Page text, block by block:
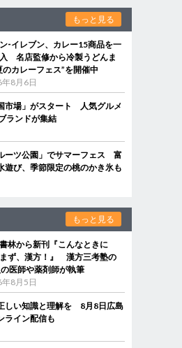
もっと見る
‐イレブン、カレー15商品を一
名店監修から冷製うどんま
のカレーフェス”を開催中
8月6日
市場」がスタート 人気グルメ
ランドが集結
ーツ公園」でサマーフェス 富
遊び、季節限定の桃のかき氷も
もっと見る
林から新刊『こんなときに
ず、漢方！』 漢方三考塾の
医師や薬剤師が執筆
8月5日
しい知識と理解を 8月8日広島
ライン配信も